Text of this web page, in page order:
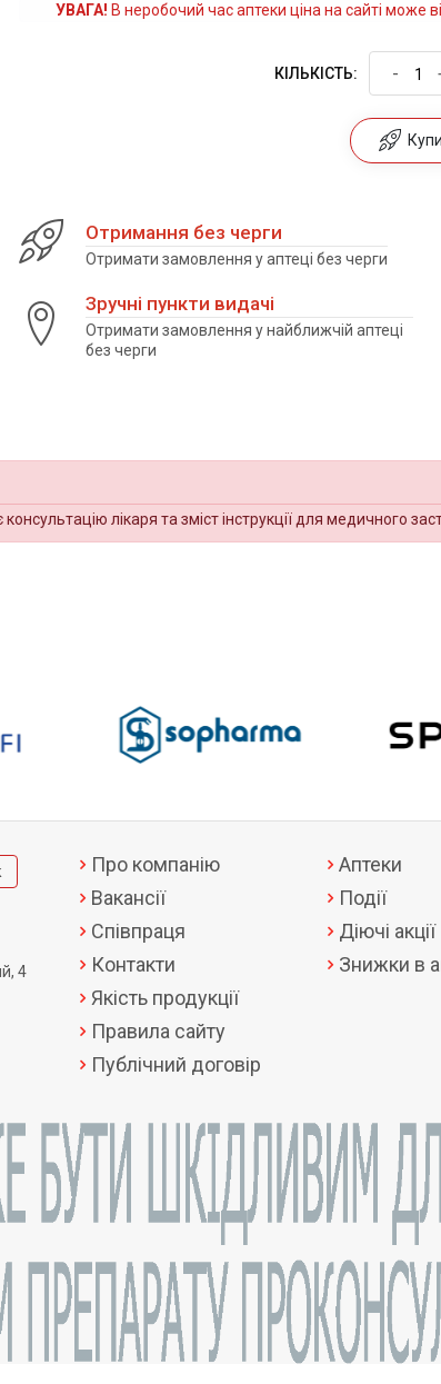
УВАГА! В неробочий час аптеки ціна на сайті може
КІЛЬКІСТЬ: -
Отримання без черги
Отримати замовлення у аптеці без черги
Зручні пункти видачі
Отримати замовлення у найближчій аптеці
без черги
лікаря та зміст інструкції для медичного
4
Про компанію
Вакансії
Співпраця
Контакти
Якість продукції
Правила сайту
Публічний договір
Аптеки
Події
Діючі акції
Знижки в